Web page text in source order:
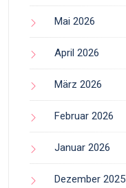
Mai 2026
April 2026
März 2026
Februar 2026
Januar 2026
Dezember 2025